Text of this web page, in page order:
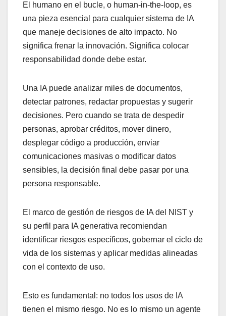
El humano en el bucle, o human-in-the-loop, es
una pieza esencial para cualquier sistema de IA
que maneje decisiones de alto impacto. No
significa frenar la innovación. Significa colocar
responsabilidad donde debe estar.
Una IA puede analizar miles de documentos,
detectar patrones, redactar propuestas y sugerir
decisiones. Pero cuando se trata de despedir
personas, aprobar créditos, mover dinero,
desplegar código a producción, enviar
comunicaciones masivas o modificar datos
sensibles, la decisión final debe pasar por una
persona responsable.
El marco de gestión de riesgos de IA del NIST y
su perfil para IA generativa recomiendan
identificar riesgos específicos, gobernar el ciclo de
vida de los sistemas y aplicar medidas alineadas
con el contexto de uso.
Esto es fundamental: no todos los usos de IA
tienen el mismo riesgo. No es lo mismo un agente